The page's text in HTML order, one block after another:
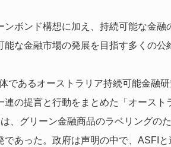
ンボンド構想に加え、持続可能な金
な金融市場の発展を目指す多くの公
であるオーストラリア持続可能金融
の提言と行動をまとめた「オースト
、グリーン金融商品のラベリングの
であった。政府は声明の中で、ASFI